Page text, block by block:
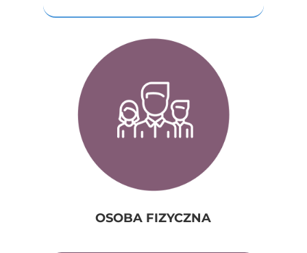
OSOBA FIZYCZNA